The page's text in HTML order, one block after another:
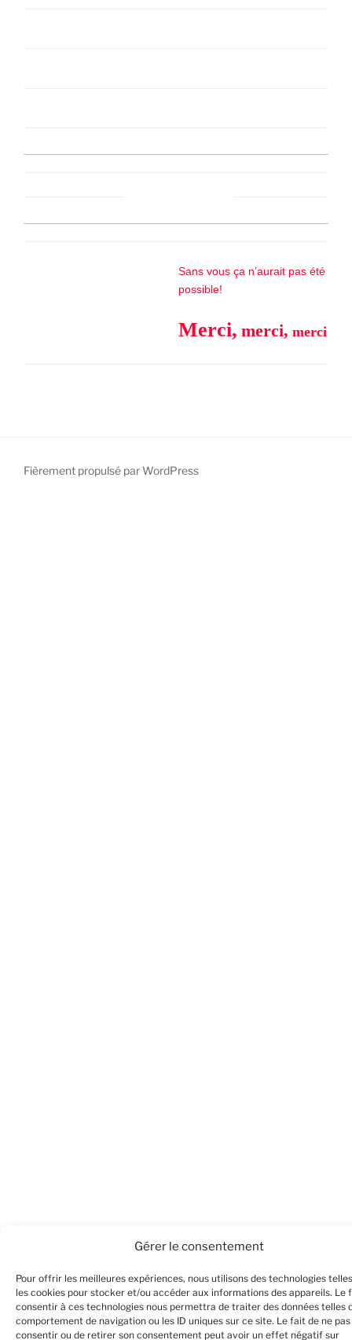
Gérer le consentement
Pour offrir les meilleures expériences, nous utilisons des technologies
les cookies pour stocker et/ou accéder aux informations des appareils. Le
consentir à ces technologies nous permettra de traiter des données telles
comportement de navigation ou les ID uniques sur ce site. Le fait de ne pas
consentir ou de retirer son consentement peut avoir un effet négatif sur
Sans vous ça n’aurait pas été
possible!
Merci, merci, merci
Fièrement propulsé par WordPress